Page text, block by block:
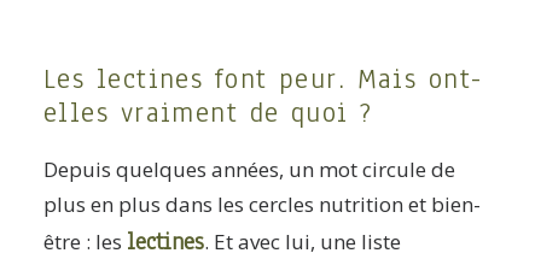
Les lectines font peur. Mais ont-
elles vraiment de quoi ?
Depuis quelques années, un mot circule de
plus en plus dans les cercles nutrition et bien-
être : les lectines. Et avec lui, une liste